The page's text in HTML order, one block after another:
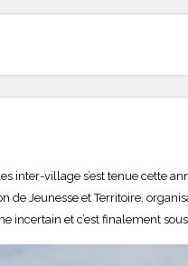
village s’est tenue cette
de Jeunesse et Territoire,
et c’est finalement